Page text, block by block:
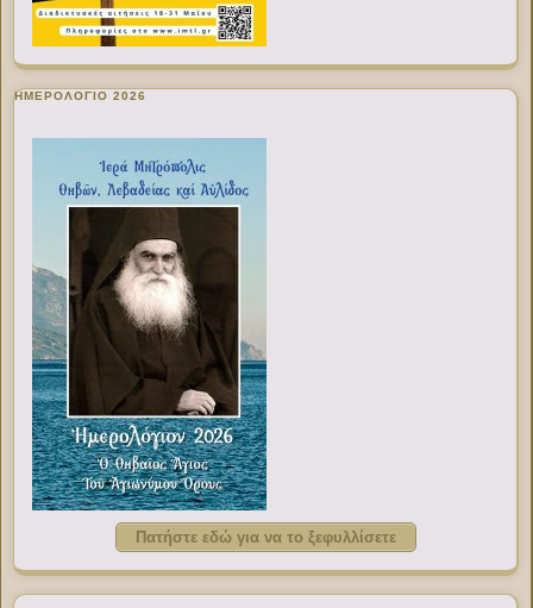
ΗΜΕΡΟΛΟΓΙΟ 2026
Πατήστε εδώ για να το ξεφυλλίσετε